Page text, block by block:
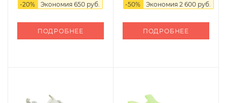
-20% Экономия 650 руб.
ПОДРОБНЕЕ
-50% Экономия 2 600 руб.
ПОДРОБНЕЕ